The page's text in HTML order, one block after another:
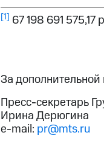
[1] 67 198 691 575,17
За
Пресс-секретарь
Ирина Дерюгина
e-mail: pr@mts.ru